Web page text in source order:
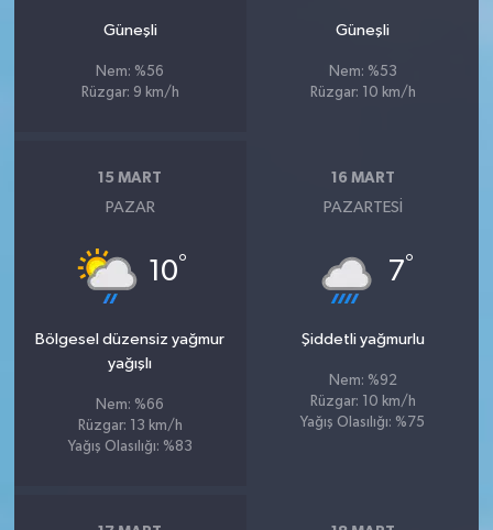
Güneşli
Nem: %56
Rüzgar: 9 km/h
Güneşli
Nem: %53
Rüzgar: 10 km/h
15 MART
PAZAR
10°
Bölgesel düzensiz yağmur
yağışlı
Nem: %66
Rüzgar: 13 km/h
Yağış Olasılığı: %83
16 MART
PAZARTESI
7°
Şiddetli yağmurlu
Nem: %92
Rüzgar: 10 km/h
Yağış Olasılığı: %75